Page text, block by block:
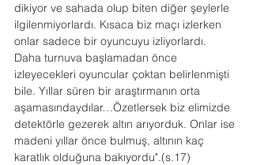
dikiyor ve sahada olup biten diğer şeylerle
ilgilenmiyorlardı. Kısaca biz maçı izlerken
onlar sadece bir oyuncuyu izliyorlardı.
Daha turnuva başlamadan önce
izleyecekleri oyuncular çoktan belirlenmişti
bile. Yıllar süren bir araştırmanın orta
aşamasındaydılar…Özetlersek biz elimizde
detektörle gezerek altın arıyorduk. Onlar ise
madeni yıllar önce bulmuş, altının kaç
karatlık olduğuna bakıyordu".(s.17)